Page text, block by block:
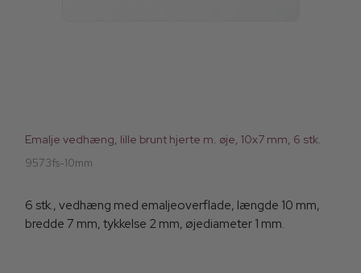
Emalje vedhæng, lille brunt hjerte m. øje, 10x7 mm, 6 stk.
9573fs-10mm
6 stk., vedhæng med emaljeoverflade, længde 10 mm,
bredde 7 mm, tykkelse 2 mm, øjediameter 1 mm.